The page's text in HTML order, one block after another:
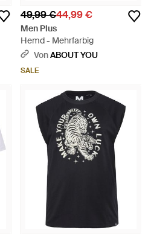
49,99 €44,99 €
Men Plus
Hemd - Mehrfarbig
VonABOUT YOU
SALE